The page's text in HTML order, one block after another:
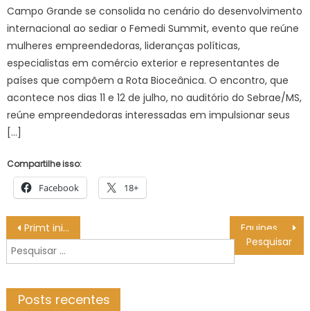
Campo Grande se consolida no cenário do desenvolvimento
internacional ao sediar o Femedi Summit, evento que reúne
mulheres empreendedoras, lideranças políticas,
especialistas em comércio exterior e representantes de
países que compõem a Rota Bioceânica. O encontro, que
acontece nos dias 11 e 12 de julho, no auditório do Sebrae/MS,
reúne empreendedoras interessadas em impulsionar seus
[…]
Compartilhe isso:
Facebook 18+
Navegação
de
Post
Primt inicia ciclo de palestras para 1,4 mil beneficiários – CGNotícias
Pesquisar
por:
Posts recentes